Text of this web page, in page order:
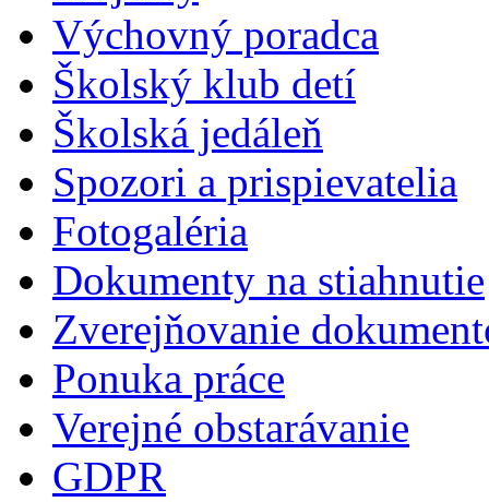
Výchovný poradca
Školský klub detí
Školská jedáleň
Spozori a prispievatelia
Fotogaléria
Dokumenty na stiahnutie
Zverejňovanie
Ponuka práce
Verejné obstarávanie
GDPR